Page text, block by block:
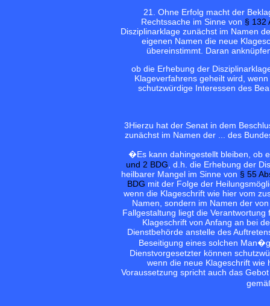
21. Ohne Erfolg macht der
Rechtssache im Sinne von § 132
Disziplinarklage zunächst im Namen
eigenen Namen die neue
übereinstimmt. Daran
ob die Erhebung der
Klageverfahrens geheilt wird,
schutzwürdige Interessen des
3Hierzu hat der Senat in dem
zunächst im Namen der ... des
�Es kann dahingestellt bleiben, ob
und 2 BDG, d.h. die Erhebung der
heilbarer Mangel im Sinne von § 55
BDG mit der Folge der
wenn die Klageschrift wie hier vom
Namen, sondern im Namen der
Fallgestaltung liegt die
Klageschrift von Anfang an bei
Dienstbehörde anstelle des
Beseitigung eines solchen
Dienstvorgesetzter können
wenn die neue Klageschrift wie
Voraussetzung spricht auch das